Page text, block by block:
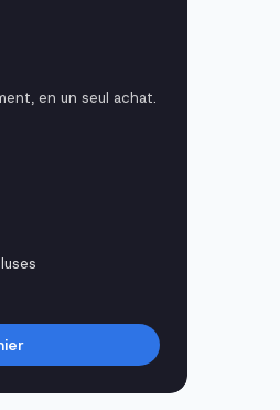
en un seul achat.